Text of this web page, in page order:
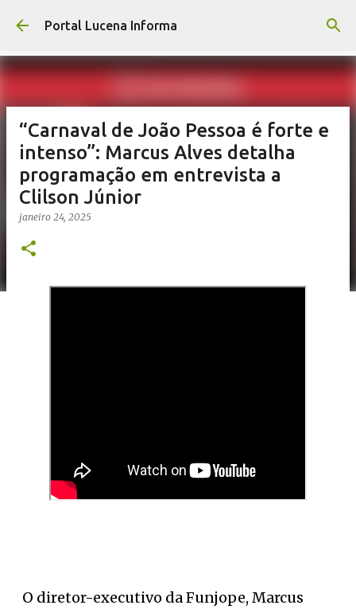
Pular para o conteúdo principal
Portal Lucena Informa
“Carnaval de João Pessoa é forte e
intenso”: Marcus Alves detalha
programação em entrevista a
Clilson Júnior
janeiro 24, 2025
O diretor-executivo da Funjope, Marcus